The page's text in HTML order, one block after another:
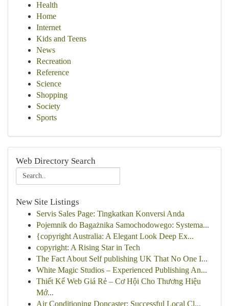
Health
Home
Internet
Kids and Teens
News
Recreation
Reference
Science
Shopping
Society
Sports
Web Directory Search
New Site Listings
Servis Sales Page: Tingkatkan Konversi Anda
Pojemnik do Bagażnika Samochodowego: Systema...
{copyright Australia: A Elegant Look Deep Ex...
copyright: A Rising Star in Tech
The Fact About Self publishing UK That No One I...
White Magic Studios – Experienced Publishing An...
Thiết Kế Web Giá Rẻ – Cơ Hội Cho Thương Hiệu
Mớ...
Air Conditioning Doncaster: Successful Local Cl...